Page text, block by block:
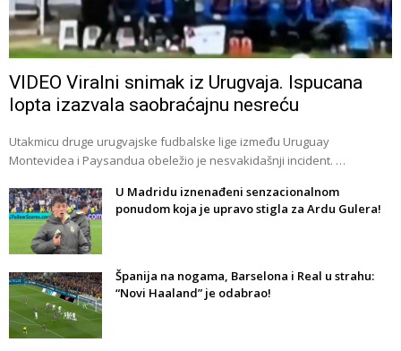
VIDEO Viralni snimak iz Urugvaja. Ispucana
lopta izazvala saobraćajnu nesreću
Utakmicu druge urugvajske fudbalske lige između Uruguay
Montevidea i Paysandua obeležio je nesvakidašnji incident. …
U Madridu iznenađeni senzacionalnom
ponudom koja je upravo stigla za Ardu Gulera!
Španija na nogama, Barselona i Real u strahu:
“Novi Haaland” je odabrao!